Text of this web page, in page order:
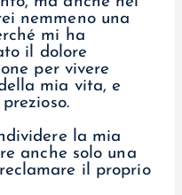
nemmeno una
mi ha
il dolore
per vivere
mia vita, e
la mia
anche solo una
il proprio